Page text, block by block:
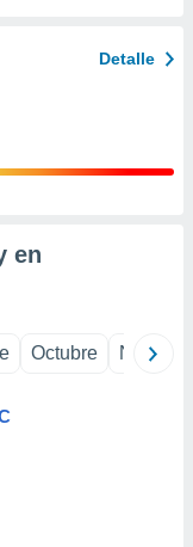
Detalle
en
Octubre